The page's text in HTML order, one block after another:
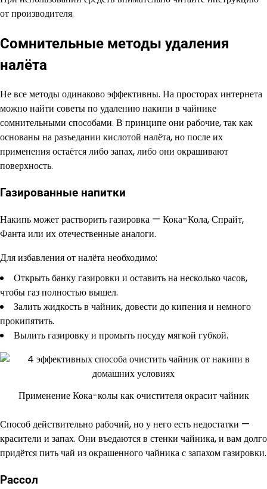
от производителя.
Сомнительные методы удаления
налёта
Не все методы одинаково эффективны. На просторах интернета
можно найти советы по удалению накипи в чайнике
сомнительными способами. В принципе они рабочие, так как
основаны на разъедании кислотой налёта, но после их
применения остаётся либо запах, либо они окрашивают
поверхность.
Газированные напитки
Накипь может растворить газировка — Кока-Кола, Спрайт,
Фанта или их отечественные аналоги.
Для избавления от налёта необходимо:
Открыть банку газировки и оставить на несколько часов,
чтобы газ полностью вышел.
Залить жидкость в чайник, довести до кипения и немного
прокипятить.
Вылить газировку и промыть посуду мягкой губкой.
Применение Кока-колы как очистителя окрасит чайник
Способ действительно рабочий, но у него есть недостатки —
красители и запах. Они въедаются в стенки чайника, и вам долго
придётся пить чай из окрашенного чайника с запахом газировки.
Рассол